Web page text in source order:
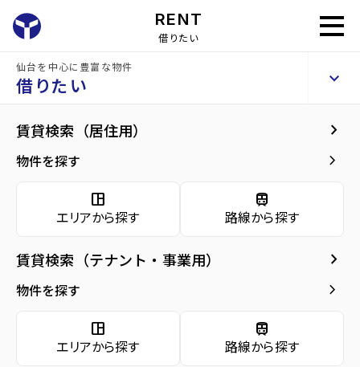
RENT
借りたい
仙台を中心に豊富な物件
借りたい keyboard_arrow_up
賃貸検索（居住用） keyboard_arrow_right
物件を探す keyboard_arrow_right
space_dashboard
エリアから探す
train
路線から探す
賃貸検索（テナント・事業用） keyboard_arrow_right
物件を探す keyboard_arrow_right
space_dashboard
エリアから探す
train
路線から探す
賃貸アパート Bichon太子堂
建物概要
現在募集中の物件arrow_forward
arrow_forward
地図・周辺環境 arrow_forward
Bichon太子堂
周辺環境